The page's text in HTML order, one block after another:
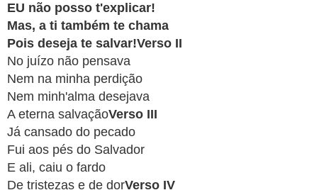
APP
WINDOWS
EU não posso t'explicar!
Mas, a ti também te chama
Pois deseja te salvar!Verso II
No juízo não pensava
Nem na minha perdição
Nem minh'alma desejava
A eterna salvaçãoVerso III
Já cansado do pecado
Fui aos pés do Salvador
E ali, caiu o fardo
De tristezas e de dorVerso IV